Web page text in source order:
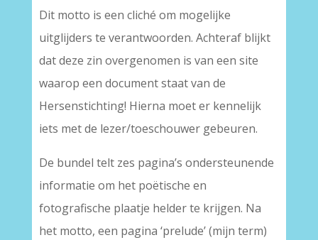
Dit motto is een cliché om mogelijke
uitglijders te verantwoorden. Achteraf blijkt
dat deze zin overgenomen is van een site
waarop een document staat van de
Hersenstichting! Hierna moet er kennelijk
iets met de lezer/toeschouwer gebeuren.
De bundel telt zes pagina’s ondersteunende
informatie om het poëtische en
fotografische plaatje helder te krijgen. Na
het motto, een pagina ‘prelude’ (mijn term)